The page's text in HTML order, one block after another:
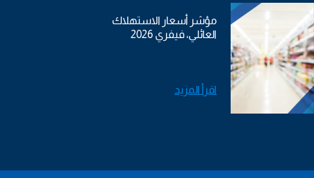
مؤشر أسعار الاستهلاك
العائلي، فيفري 2026
اقرأ المزيد